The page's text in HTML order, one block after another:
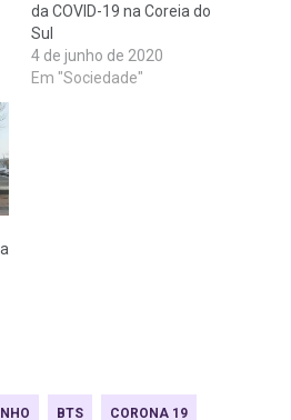
da COVID-19 na Coreia do
Sul
4 de junho de 2020
Em "Sociedade"
BTS CORONA 19